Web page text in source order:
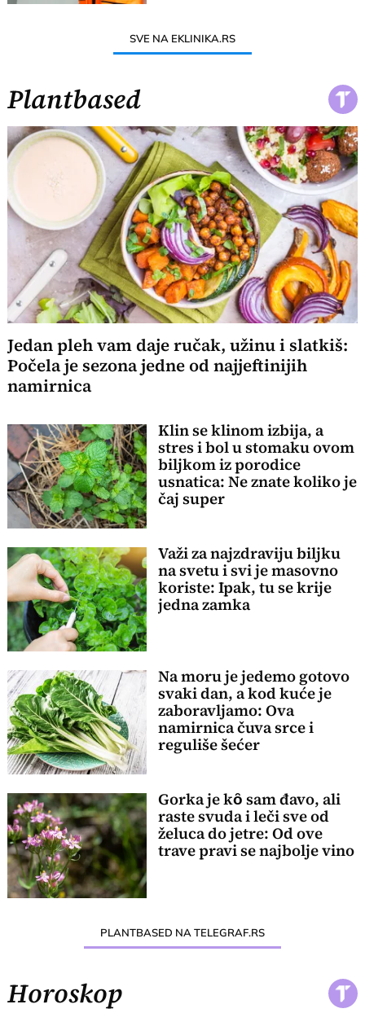
SVE NA EKLINIKA.RS
Plantbased
Jedan pleh vam daje ručak, užinu i slatkiš:
Počela je sezona jedne od najjeftinijih
namirnica
Klin se klinom izbija, a
stres i bol u stomaku ovom
biljkom iz porodice
usnatica: Ne znate koliko je
čaj super
Važi za najzdraviju biljku
na svetu i svi je masovno
koriste: Ipak, tu se krije
jedna zamka
Na moru je jedemo gotovo
svaki dan, a kod kuće je
zaboravljamo: Ova
namirnica čuva srce i
reguliše šećer
Gorka je kȏ sam đavo, ali
raste svuda i leči sve od
želuca do jetre: Od ove
trave pravi se najbolje vino
PLANTBASED NA TELEGRAF.RS
Horoskop